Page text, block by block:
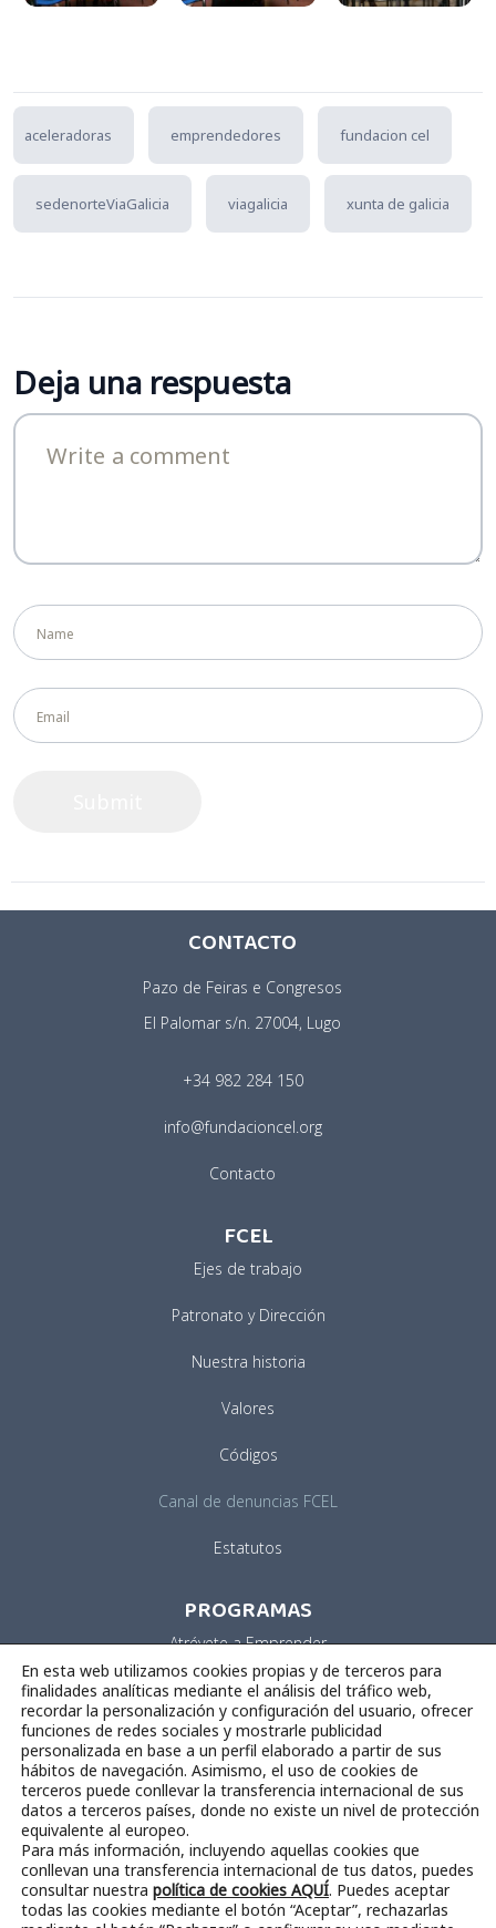
aceleradoras emprendedores fundacion cel
sedenorteViaGalicia viagalicia xunta de galicia
Deja una respuesta
CONTACTO
Pazo de Feiras e Congresos
El Palomar s/n. 27004, Lugo
+34 982 284 150
info@fundacioncel.org
Contacto
FCEL
Ejes de trabajo
Patronato y Dirección
Nuestra historia
Valores
Códigos
Canal de denuncias FCEL
Estatutos
PROGRAMAS
Atrévete a Emprender
Business Factory Aero
Vivero de Empresas
Impulsa tu Idea
Aviso legal|Política de privacidad|Política de cookies
En esta web utilizamos cookies propias y de terceros para
finalidades analíticas mediante el análisis del tráfico web,
recordar la personalización y configuración del usuario, ofrecer
funciones de redes sociales y mostrarle publicidad
personalizada en base a un perfil elaborado a partir de sus
hábitos de navegación. Asimismo, el uso de cookies de
terceros puede conllevar la transferencia internacional de sus
datos a terceros países, donde no existe un nivel de protección
equivalente al europeo.
Para más información, incluyendo aquellas cookies que
conllevan una transferencia internacional de tus datos, puedes
consultar nuestra política de cookies AQUÍ. Puedes aceptar
todas las cookies mediante el botón “Aceptar”, rechazarlas